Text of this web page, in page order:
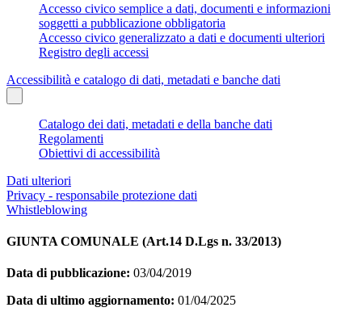
Accesso civico semplice a dati, documenti e informazioni
soggetti a pubblicazione obbligatoria
Accesso civico generalizzato a dati e documenti ulteriori
Registro degli accessi
Accessibilità e catalogo di dati, metadati e banche dati
Catalogo dei dati, metadati e della banche dati
Regolamenti
Obiettivi di accessibilità
Dati ulteriori
Privacy - responsabile protezione dati
Whistleblowing
GIUNTA COMUNALE (Art.14 D.Lgs n. 33/2013)
Data di pubblicazione: 03/04/2019
Data di ultimo aggiornamento: 01/04/2025